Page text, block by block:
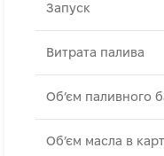
Запуск
Витрата палива
Об’єм паливного
Об’єм масла в